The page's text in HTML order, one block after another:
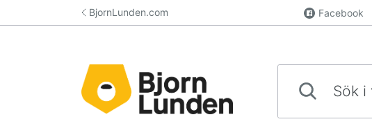
Hoppa till innehållBjornLunden.com Facebook